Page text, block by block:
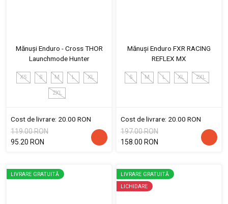
Mănuși Enduro - Cross THOR
Launchmode Hunter
XS S M L XL
2XL
Cost de livrare: 20.00 RON
119.00 RON
95.20 RON
Mănuși Enduro FXR RACING
REFLEX MX
S M L XL 2XL
Cost de livrare: 20.00 RON
197.00 RON
158.00 RON
LIVRARE GRATUITĂ
LIVRARE GRATUITĂ
LICHIDARE